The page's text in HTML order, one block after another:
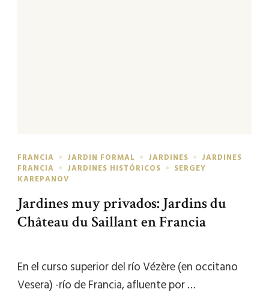
FRANCIA JARDIN FORMAL JARDINES
JARDINES
FRANCIA
JARDINES HISTÓRICOS
SERGEY
KAREPANOV
Jardines muy privados: Jardins du
Château du Saillant en Francia
En el curso superior del río Vézère (en occitano
Vesera) -río de Francia, afluente por …